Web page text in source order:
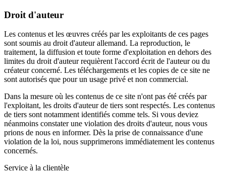
Droit d'auteur
Les contenus et les œuvres créés par les exploitants de ces pages
sont soumis au droit d'auteur allemand. La reproduction, le
traitement, la diffusion et toute forme d'exploitation en dehors des
limites du droit d'auteur requièrent l'accord écrit de l'auteur ou du
créateur concerné. Les téléchargements et les copies de ce site ne
sont autorisés que pour un usage privé et non commercial.
Dans la mesure où les contenus de ce site n'ont pas été créés par
l'exploitant, les droits d'auteur de tiers sont respectés. Les contenus
de tiers sont notamment identifiés comme tels. Si vous deviez
néanmoins constater une violation des droits d'auteur, nous vous
prions de nous en informer. Dès la prise de connaissance d'une
violation de la loi, nous supprimerons immédiatement les contenus
concernés.
Service à la clientèle